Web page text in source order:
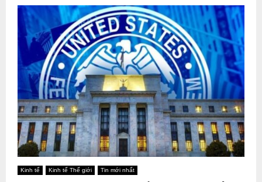
Kinh tế Kinh tế Thế giới Tin mới nhất